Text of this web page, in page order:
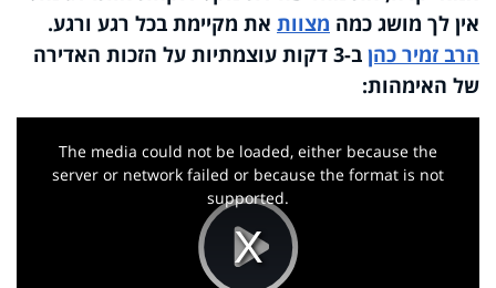
אין לך מושג כמה מצוות את מקיימת בכל רגע ורגע.
הרב זמיר כהן
ב-3 דקות עוצמתיות על הזכות האדירה
של האימהות:
This
The media could not be loaded, either because the
server or network failed or because the format is not
supported.